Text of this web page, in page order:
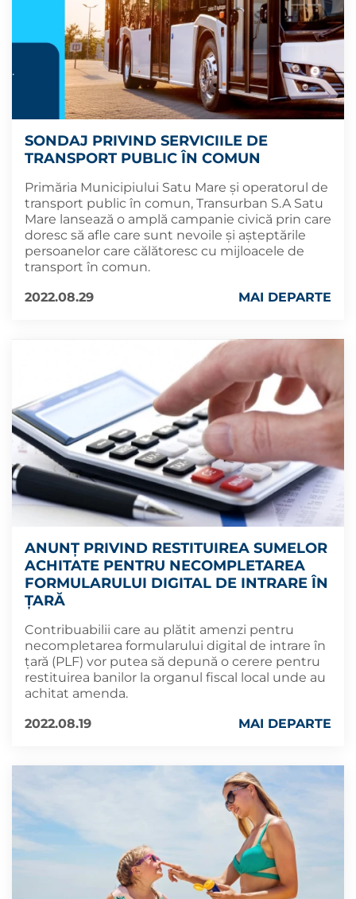
SONDAJ PRIVIND SERVICIILE DE
TRANSPORT PUBLIC ÎN COMUN
Primăria Municipiului Satu Mare și operatorul de
transport public în comun, Transurban S.A Satu
Mare lansează o amplă campanie civică prin care
doresc să afle care sunt nevoile și așteptările
persoanelor care călătoresc cu mijloacele de
transport în comun.
2022.08.29
MAI DEPARTE
ANUNȚ PRIVIND RESTITUIREA SUMELOR
ACHITATE PENTRU NECOMPLETAREA
FORMULARULUI DIGITAL DE INTRARE ÎN
ȚARĂ
Contribuabilii care au plătit amenzi pentru
necompletarea formularului digital de intrare în
țară (PLF) vor putea să depună o cerere pentru
restituirea banilor la organul fiscal local unde au
achitat amenda.
2022.08.19
MAI DEPARTE